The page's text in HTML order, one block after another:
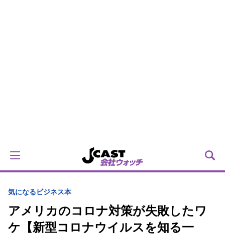
気になるビジネス本
アメリカのコロナ対策が失敗したワ
ケ【新型コロナウイルスを知る一